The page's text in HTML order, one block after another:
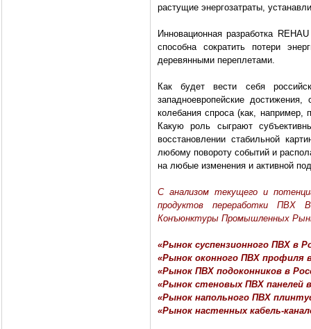
растущие энергозатраты,
Инновационная разработка
способна сократить потери
деревянными переплетами.
Как будет вести себя
западноевропейские
колебания спроса (как, например,
Какую роль сыграют
восстановлении стабильной
любому повороту событий и
на любые изменения и активной
С анализом текущего и
продуктов переработки ПВХ
Конъюнктуры Промышленных
«Рынок суспензионного ПВХ в
«Рынок оконного ПВХ профиля
«Рынок ПВХ подоконников в
«Рынок стеновых ПВХ панелей
«Рынок напольного ПВХ
«Рынок настенных кабель-